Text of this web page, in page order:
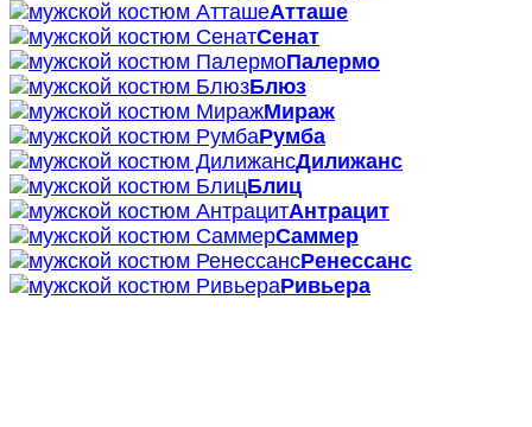
Атташе
Сенат
Палермо
Блюз
Мираж
Румба
Дилижанс
Блиц
Антрацит
Саммер
Ренессанс
Ривьера